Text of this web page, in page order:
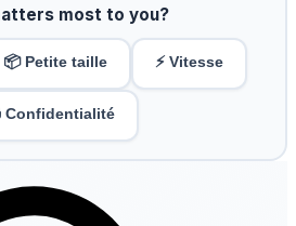
most to you?
📦 Petite taille ⚡ Vitesse
Confidentialité